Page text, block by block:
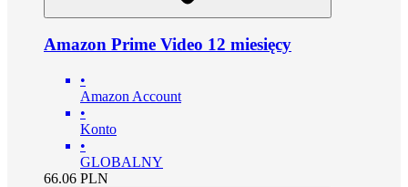
Amazon Prime Video 12 miesięcy
•
Amazon Account
•
Konto
•
GLOBALNY
66.06 PLN